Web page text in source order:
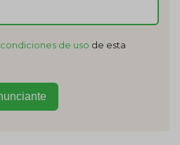
condiciones de uso de esta